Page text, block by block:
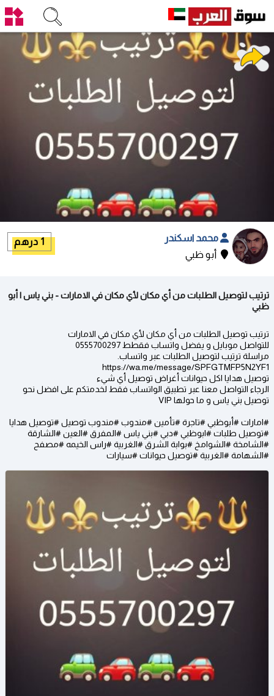
محمد اسكندر
أبو ظبي
1 درهم
ترتيب لتوصيل الطلبات من أي مكان لأي مكان في الامارات - بني ياس | أبو
ظبي
ترتيب توصيل الطلبات من أي مكان لأي مكان في الامارات
للتواصل موبايل و يفضل واتساب فقطط 0555700297
‏مراسلة ترتيب لتوصيل الطلبات عبر واتساب.
https://wa.me/message/SPFGTMFP5N2YF1
توصيل هدايا اكل حيوانات أغراض توصيل أي شيء
الرجاء التواصل معنا عبر تطبيق الواتساب فقط لخدمتكم على افضل نحو
توصيل بني ياس و ما حولها VIP
#امارات #أبوظبي #تاجرة #تأمين #مندوب #مندوب توصيل #توصيل هدايا
#توصيل طلبات #ابوظبي #دبي #بني ياس #المفرق #العين #الشارقة
#الشامخة #الشوامخ #بوابة الشرق #الغربية #راس الخيمه #مصفح
#الشهامة #الغربية #توصيل حيوانات #سيارات